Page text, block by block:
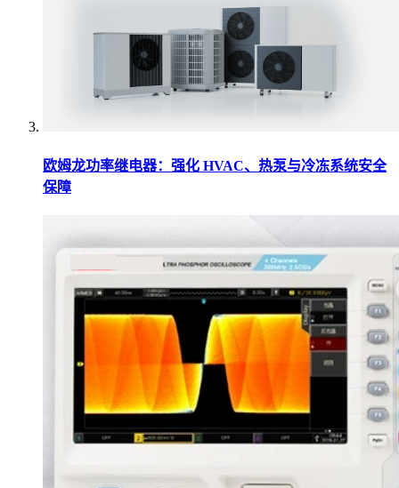
欧姆龙功率继电器：强化 HVAC、热泵与冷冻系统安全
保障